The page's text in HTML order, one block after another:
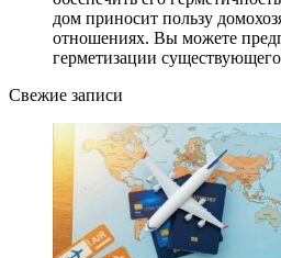
дом приносит пользу
отношениях. Вы можете
герметизации
Свежие записи